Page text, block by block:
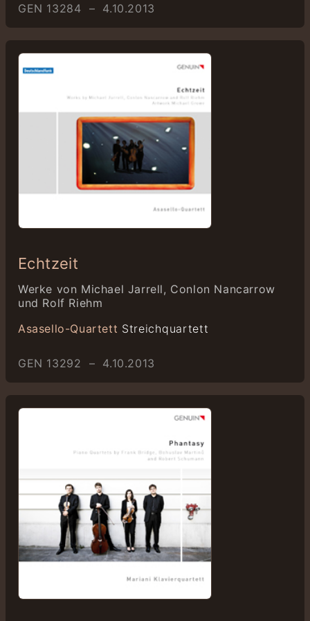
GEN 13284 – 4.10.2013
Echtzeit
Werke von Michael Jarrell, Conlon Nancarrow
und Rolf Riehm
Asasello-Quartett Streichquartett
GEN 13292 – 4.10.2013